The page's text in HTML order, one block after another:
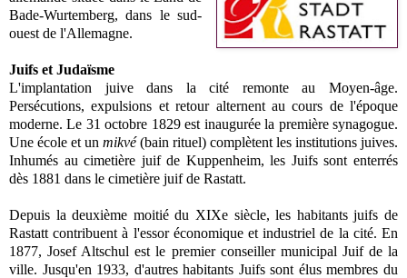
Bade-Wurtemberg, dans le sud-
ouest de l'Allemagne.
Juifs et Judaïsme
L'implantation juive dans la cité remonte au Moyen-âge.
Persécutions, expulsions et retour alternent au cours de l'époque
moderne. Le 31 octobre 1829 est inaugurée la première synagogue.
Une école et un mikvé(bain rituel) complètent les institutions juives.
Inhumés au cimetière juif de Kuppenheim, les Juifs sont enterrés
dès 1881 dans le cimetière juif de Rastatt.
Depuis la deuxième moitié du XIXe siècle, les habitants juifs de
Rastatt contribuent à l'essor économique et industriel de la cité. En
1877, Josef Altschul est le premier conseiller municipal Juif de la
ville. Jusqu'en 1933, d'autres habitants Juifs sont élus membres du